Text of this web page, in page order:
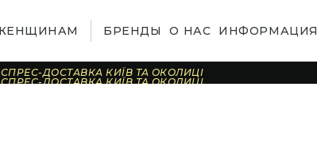
БРЕНДЫ О НАС ИНФОРМАЦИЯ
ДОСТАВКА КИЇВ ТА ОКОЛИЦІ
ДОСТАВКА КИЇВ ТА ОКОЛИЦІ